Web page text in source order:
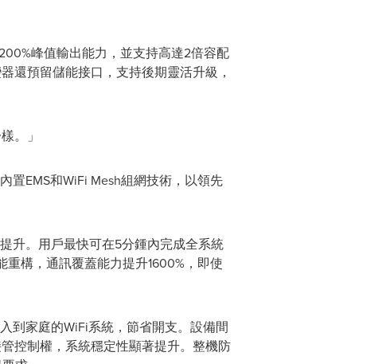
峰值輸出能力，並支持高達2倍容配
還預留儲能接口，支持後期靈活升級，
。」
置EMS和WiFi Mesh組網技術，以領先
升。用戶最快可在5分鍾內完成全系統
構，通訊覆蓋能力提升1600%，即使
到家庭的WiFi系統，節省開支。設備間
控制權，系統穩定性顯著提升。整機防